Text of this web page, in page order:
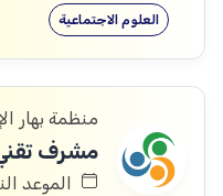
العلوم الاجتماعية
منظمة بهار
مشرف
الموعد النهائي: